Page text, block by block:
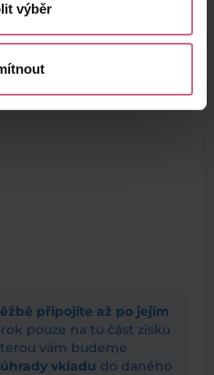
výběr
připojíte až po jejím
pouze na tu část zisku
vám budeme
vkladu do daného